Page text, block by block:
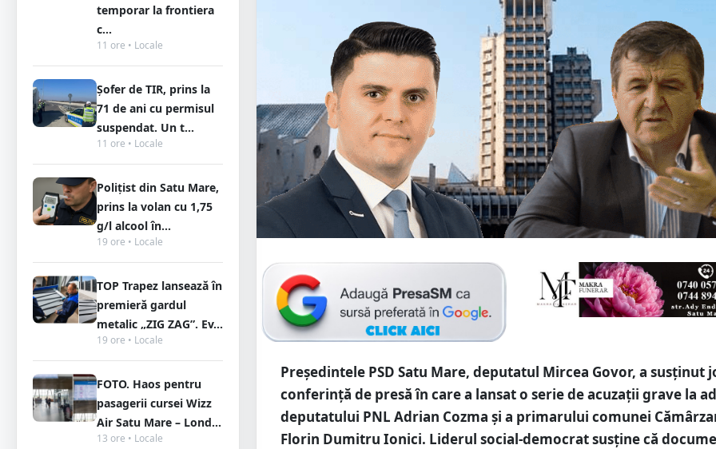
temporar la frontiera
c...
11 ore • Locale
Șofer de TIR, prins la
71 de ani cu permisul
suspendat. Un t...
11 ore • Locale
Polițist din Satu Mare,
prins la volan cu 1,75
g/l alcool în...
19 ore • Locale
TOP Trapez lansează în
premieră gardul
metalic „ZIG ZAG”. Ev...
19 ore • Locale
FOTO. Haos pentru
pasagerii cursei Wizz
Air Satu Mare – Lond...
13 ore • Locale
Președintele PSD Satu Mare, deputatul Mircea Govor, a susținut
conferință de presă în care a lansat o serie de acuzații grave la
deputatului PNL Adrian Cozma și a primarului comunei
Florin Dumitru Ionici. Liderul social-democrat susține că